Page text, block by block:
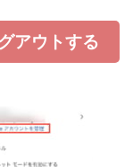
アウトする